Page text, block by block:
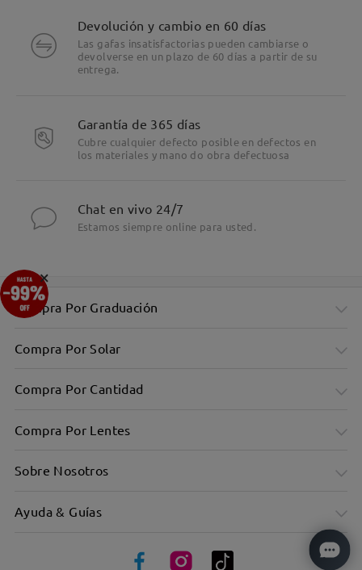
Devolución y cambio en 60 días
Las gafas insatisfactorias pueden cambiarse o
devolverse en un plazo de 60 días a partir de su
entrega.
Garantía de 365 días
Cubre cualquier defecto posible en defectos en
los materiales y mano do obra defectuosa
Chat en vivo 24/7
Estamos siempre online para usted.
Compra Por Graduación
Compra Por Solar
Compra Por Cantidad
Compra Por Lentes
Sobre Nosotros
Ayuda & Guías
×